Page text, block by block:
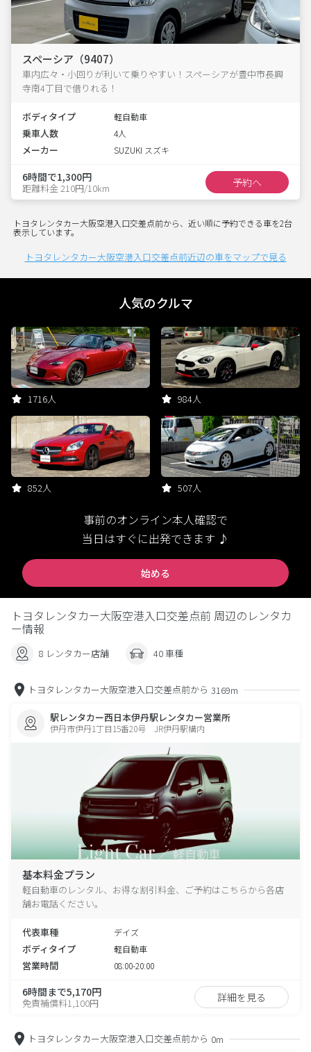
スペーシア（9407）
車内広々・小回りが利いて乗りやすい！スペーシアが豊中市長興
寺南4丁目で借りれる！
ボディタイプ 軽自動車
乗車人数 4人
メーカー SUZUKI スズキ
6時間で1,300円
距離料金 210円/10km 予約へ
トヨタレンタカー大阪空港入口交差点前から、近い順に予約できる車を2台
表示しています。
トヨタレンタカー大阪空港入口交差点前近辺の車をマップで見る
人気のクルマ
1716人 984人
852人 507人
事前のオンライン本人確認で
当日はすぐに出発できます ♪
始める
トヨタレンタカー大阪空港入口交差点前 周辺のレンタカ
ー情報
8 レンタカー店舗 40 車種
トヨタレンタカー大阪空港入口交差点前から 3169m
駅レンタカー西日本伊丹駅レンタカー営業所
伊丹市伊丹1丁目15番20号 JR伊丹駅構内
基本料金プラン
軽自動車のレンタル、お得な割引料金、ご予約はこちらから各店
舗お電話ください。
代表車種 デイズ
ボディタイプ 軽自動車
営業時間 08:00-20:00
6時間まで5,170円
免責補償料1,100円 詳細を見る
トヨタレンタカー大阪空港入口交差点前から 0m